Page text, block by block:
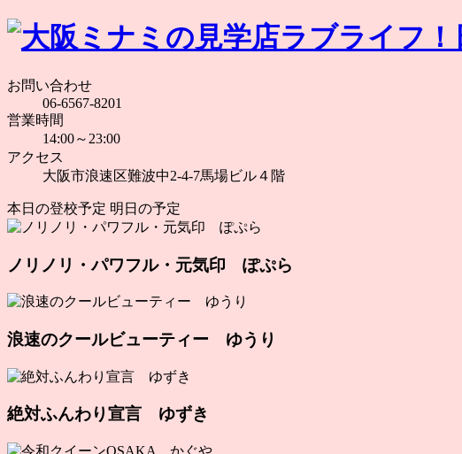
お問い合わせ
06-6567-8201
営業時間
14:00～23:00
アクセス
大阪市浪速区難波中2-4-7馬場ビル４階
本日の登校予定 明日の予定
ノリノリ・パワフル・元気印 ぽぷら
浪速のクールビューティー ゆうり
絶対ふんわり宣言 ゆずき